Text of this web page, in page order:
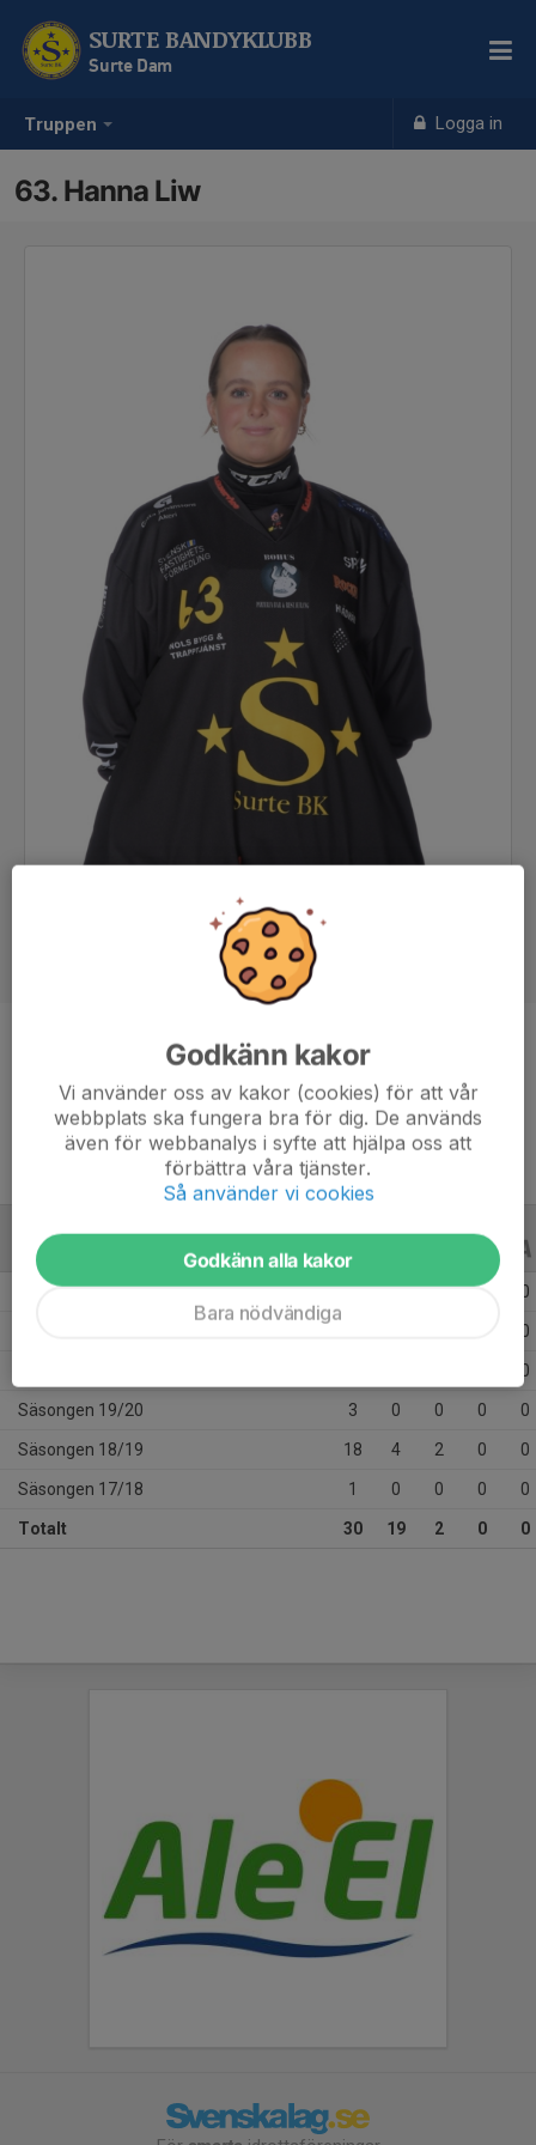
Truppen Logga in
SURTE BANDYKLUBB
Surte Dam
63. Hanna Liw
Målvakt
Ålder
25 år
ALLA SERIER ALLA ÅR
Säsongen 25/26 3 0 0 0 0
0
0
Säsongen 19/20 3 0 0 0 0
Säsongen 18/19 18 4 2 0 0
Säsongen 17/18 1 0 0 0 0
Totalt 30 19 2 0 0
Godkänn kakor
Vi använder oss av kakor (cookies) för att vår
webbplats ska fungera bra för dig. De används
även för webbanalys i syfte att hjälpa oss att
förbättra våra tjänster.
Så använder vi cookies
Godkänn alla kakor
Bara nödvändiga